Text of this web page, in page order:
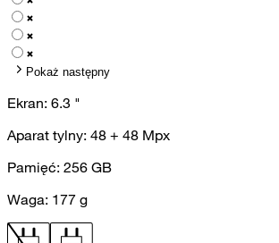
Pokaż następny
Ekran: 6.3 "
Aparat tylny: 48 + 48 Mpx
Pamięć: 256 GB
Waga: 177 g